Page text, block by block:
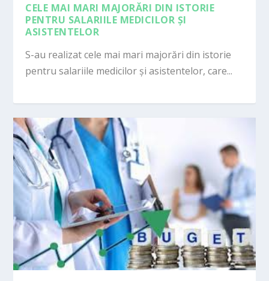
CELE MAI MARI MAJORĂRI DIN ISTORIE
PENTRU SALARIILE MEDICILOR ȘI
ASISTENTELOR
S-au realizat cele mai mari majorări din istorie
pentru salariile medicilor și asistentelor, care...